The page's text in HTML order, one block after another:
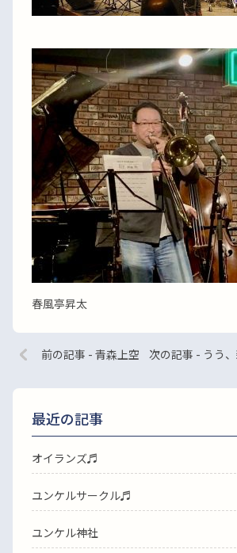
春風亭昇太
前の記事 - 青森上空 次の記事 - うう
最近の記事
オイランズ♬
ユンケルサークル♬
ユンケル神社